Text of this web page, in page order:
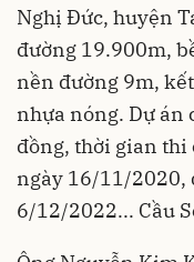
Nghị Đức, huyện
đường 19.900m,
nền đường 9m,
nhựa nóng. Dự án
đồng, thời gian thi
ngày 16/11/2020,
6/12/2022... Cầu